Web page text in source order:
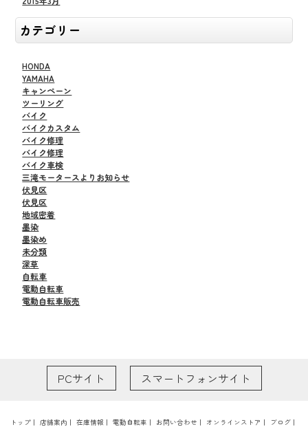
カテゴリー
HONDA
YAMAHA
キャンペーン
ツーリング
バイク
バイクカスタム
バイク修理
バイク修理
バイク車検
三滝モータースよりお知らせ
伏見区
伏見区
地域密着
墨染
墨染め
未分類
深草
自転車
電動自転車
電動自転車販売
PCサイト スマートフォンサイト
トップ ｜ 店舗案内 ｜ 在庫情報 ｜ 電動自転車 ｜ お問い合わせ ｜ オンラインストア ｜ ブログ ｜